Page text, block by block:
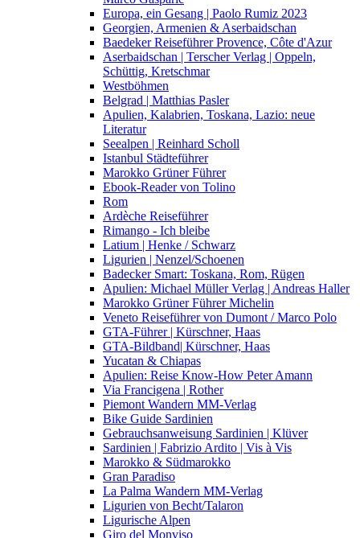
Europa, ein Gesang | Paolo Rumiz 2023
Georgien, Armenien & Aserbaidschan
Baedeker Reiseführer Provence, Côte d'Azur
Aserbaidschan | Terscher Verlag | Oppeln,
Schüttig, Kretschmar
Westböhmen
Belgrad | Matthias Pasler
Apulien, Kalabrien, Toskana, Lazio: neue
Literatur
Seealpen | Reinhard Scholl
Istanbul Städteführer
Marokko Grüner Führer
Ebook-Reader von Tolino
Rom
Ardèche Reiseführer
Rimango - Ich bleibe
Latium | Henke / Schwarz
Ligurien | Nenzel/Schoenen
Badecker Smart: Toskana, Rom, Rügen
Apulien: Michael Müller Verlag | Andreas Haller
Marokko Grüner Führer Michelin
Veneto Reiseführer von Dumont / Marco Polo
GTA-Führer | Kürschner, Haas
GTA-Bildband| Kürschner, Haas
Yucatan & Chiapas
Apulien: Reise Know-How Peter Amann
Via Francigena | Rother
Piemont Wandern MM-Verlag
Bike Guide Sardinien
Gebrauchsanweisung Sardinien | Klüver
Sardinien | Fabrizio Ardito | Vis à Vis
Marokko & Südmarokko
Gran Paradiso
La Palma Wandern MM-Verlag
Ligurien von Becht/Talaron
Ligurische Alpen
Giro del Monviso